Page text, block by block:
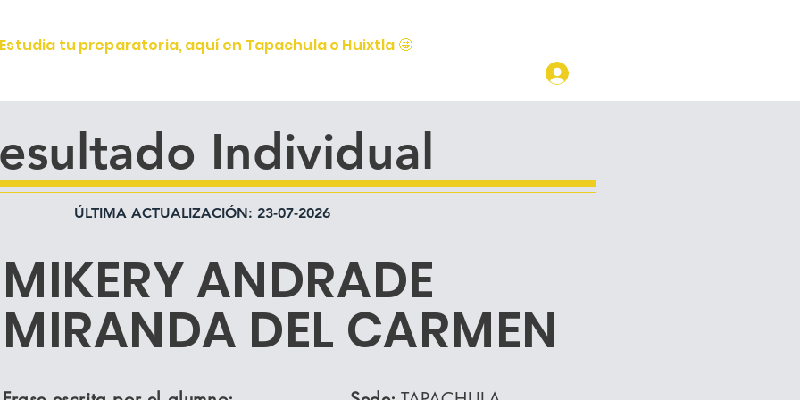
tu preparatoria, aquí en Tapachula o Huixtla 🤩
ÚLTIMA ACTUALIZACIÓN: 23-07-2026
Individual
MIKERY ANDRADE
MIRANDA DEL CARMEN